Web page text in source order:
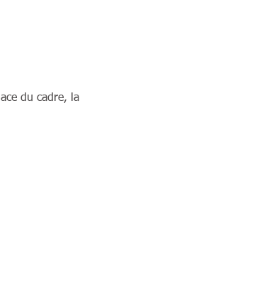
du cadre, la